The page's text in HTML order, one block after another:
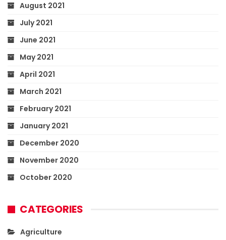
August 2021
July 2021
June 2021
May 2021
April 2021
March 2021
February 2021
January 2021
December 2020
November 2020
October 2020
CATEGORIES
Agriculture